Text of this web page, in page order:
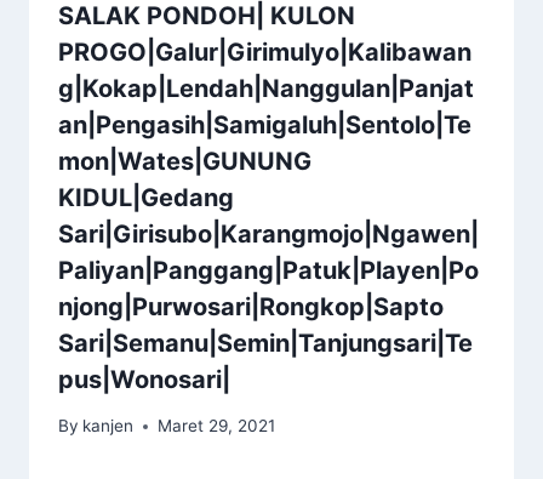
SALAK PONDOH| KULON
PROGO|Galur|Girimulyo|Kalibawan
g|Kokap|Lendah|Nanggulan|Panjat
an|Pengasih|Samigaluh|Sentolo|Te
mon|Wates|GUNUNG
KIDUL|Gedang
Sari|Girisubo|Karangmojo|Ngawen|
Paliyan|Panggang|Patuk|Playen|Po
njong|Purwosari|Rongkop|Sapto
Sari|Semanu|Semin|Tanjungsari|Te
pus|Wonosari|
By kanjen Maret 29, 2021